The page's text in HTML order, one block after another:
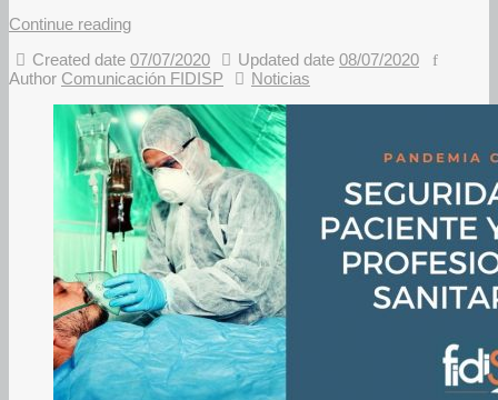
Continue reading
Created date 07/07/2020 Updated date 08/07/2020
Author Comunicación FIDISP Noticias